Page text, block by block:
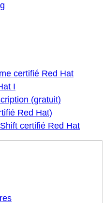
certifié Red Hat
I
(gratuit)
Red Hat)
certifié Red Hat